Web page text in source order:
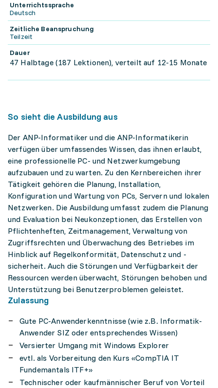
Unterrichtssprache
Deutsch
Zeitliche Beanspruchung
Teilzeit
Dauer
47 Halbtage (187 Lektionen), verteilt auf 12-15 Monate
So sieht die Ausbildung aus
Der ANP-Informatiker und die ANP-Informatikerin
verfügen über umfassendes Wissen, das ihnen erlaubt,
eine professionelle PC- und Netzwerkumgebung
aufzubauen und zu warten. Zu den Kernbereichen ihrer
Tätigkeit gehören die Planung, Installation,
Konfiguration und Wartung von PCs, Servern und lokalen
Netzwerken. Die Ausbildung umfasst zudem die Planung
und Evaluation bei Neukonzeptionen, das Erstellen von
Pflichtenheften, Zeitmanagement, Verwaltung von
Zugriffsrechten und Überwachung des Betriebes im
Hinblick auf Regelkonformität, Datenschutz und -
sicherheit. Auch die Störungen und Verfügbarkeit der
Ressourcen werden überwacht, Störungen behoben und
Unterstützung bei Benutzerproblemen geleistet.
Zulassung
Gute PC-Anwenderkenntnisse (wie z.B. Informatik-
Anwender SIZ oder entsprechendes Wissen)
Versierter Umgang mit Windows Explorer
evtl. als Vorbereitung den Kurs «CompTIA IT
Fundemantals ITF+»
Technischer oder kaufmännischer Beruf von Vorteil